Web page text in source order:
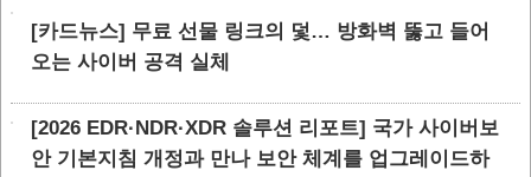
[카드뉴스] 무료 선물 링크의 덫… 방화벽 뚫고 들어
오는 사이버 공격 실체
[2026 EDR·NDR·XDR 솔루션 리포트] 국가 사이버보
안 기본지침 개정과 만나 보안 체계를 업그레이드하